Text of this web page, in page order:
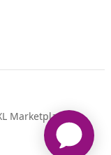
Marketplace